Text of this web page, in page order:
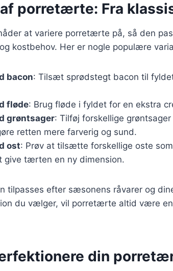
porretærte: Fra
at variere porretærte på, så den
kostbehov. Her er nogle populære
bacon: Tilsæt sprødstegt bacon til
fløde: Brug fløde i fyldet for en ekstra
grøntsager: Tilføj forskellige
retten mere farverig og sund.
ost: Prøv at tilsætte forskellige oste
give tærten en ny dimension.
tilpasses efter sæsonens råvarer og
du vælger, vil porretærte altid være
din